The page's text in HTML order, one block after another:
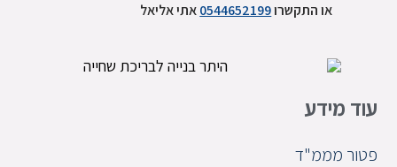
או התקשרו0544652199אתי אליאל
עוד מידע
פטור מממ"ד